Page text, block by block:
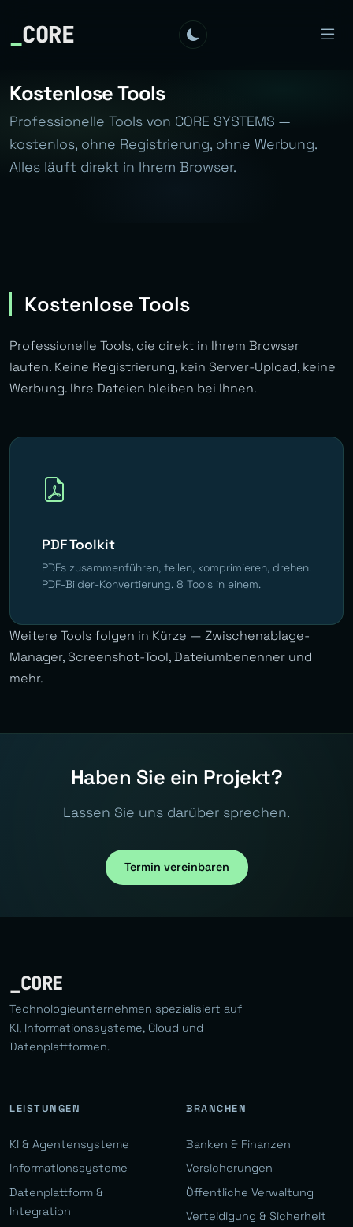
_CORE
Kostenlose Tools
Professionelle Tools von CORE SYSTEMS —
kostenlos, ohne Registrierung, ohne Werbung.
Alles läuft direkt in Ihrem Browser.
Kostenlose Tools
Professionelle Tools, die direkt in Ihrem Browser
laufen. Keine Registrierung, kein Server-Upload, keine
Werbung. Ihre Dateien bleiben bei Ihnen.
PDF Toolkit
PDFs zusammenführen, teilen, komprimieren, drehen.
PDF-Bilder-Konvertierung. 8 Tools in einem.
Weitere Tools folgen in Kürze — Zwischenablage-
Manager, Screenshot-Tool, Dateiumbenenner und
mehr.
Haben Sie ein Projekt?
Lassen Sie uns darüber sprechen.
Termin vereinbaren
_CORE
Technologieunternehmen spezialisiert auf
KI, Informationssysteme, Cloud und
Datenplattformen.
LEISTUNGEN
KI & Agentensysteme
Informationssysteme
Datenplattform &
Integration
BRANCHEN
Banken & Finanzen
Versicherungen
Öffentliche Verwaltung
Verteidigung & Sicherheit